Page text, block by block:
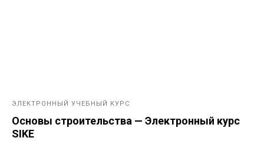
ЭЛЕКТРОННЫЙ УЧЕБНЫЙ КУРС
Основы строительства — Электронный курс
SIKE